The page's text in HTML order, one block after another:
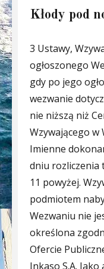
Kłody pod
3 Ustawy,
ogłoszonego
gdy po jego
wezwanie
nie niższą niż
Wzywającego w
Imienne
dniu rozliczenia
11 powyżej.
podmiotem
Wezwaniu nie
określona
Ofercie
Inkaso S.A.